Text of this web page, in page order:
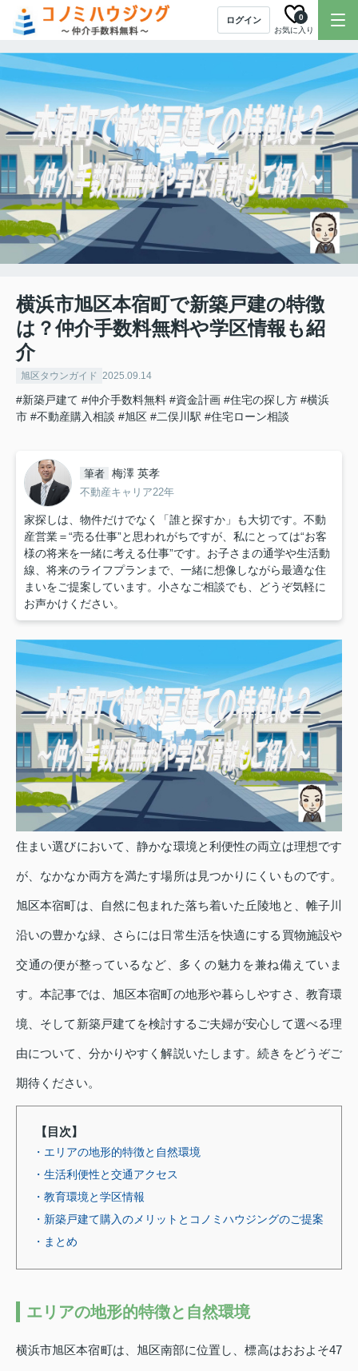
ログイン
お気に入り
0
横浜市旭区本宿町で新築戸建の特徴
は？仲介手数料無料や学区情報も紹
介
旭区タウンガイド 2025.09.14
#新築戸建て #仲介手数料無料 #資金計画 #住宅の探し方 #横浜
市 #不動産購入相談 #旭区 #二俣川駅 #住宅ローン相談
筆者 梅澤 英孝
不動産キャリア22年
家探しは、物件だけでなく「誰と探すか」も大切です。不動
産営業＝“売る仕事”と思われがちですが、私にとっては“お客
様の将来を一緒に考える仕事”です。お子さまの通学や生活動
線、将来のライフプランまで、一緒に想像しながら最適な住
まいをご提案しています。小さなご相談でも、どうぞ気軽に
お声かけください。
住まい選びにおいて、静かな環境と利便性の両立は理想です
が、なかなか両方を満たす場所は見つかりにくいものです。
旭区本宿町は、自然に包まれた落ち着いた丘陵地と、帷子川
沿いの豊かな緑、さらには日常生活を快適にする買物施設や
交通の便が整っているなど、多くの魅力を兼ね備えていま
す。本記事では、旭区本宿町の地形や暮らしやすさ、教育環
境、そして新築戸建てを検討するご夫婦が安心して選べる理
由について、分かりやすく解説いたします。続きをどうぞご
期待ください。
【目次】
・エリアの地形的特徴と自然環境
・生活利便性と交通アクセス
・教育環境と学区情報
・新築戸建て購入のメリットとコノミハウジングのご提案
・まとめ
エリアの地形的特徴と自然環境
横浜市旭区本宿町は、旭区南部に位置し、標高はおおよそ47